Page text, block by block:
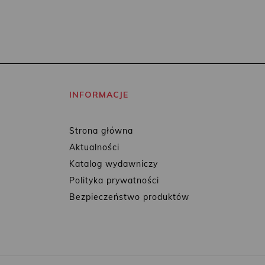
INFORMACJE
Strona główna
Aktualności
Katalog wydawniczy
Polityka prywatności
Bezpieczeństwo produktów